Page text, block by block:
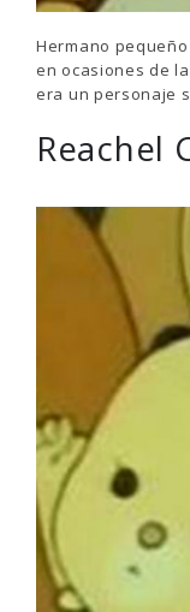
Hermano
en ocasiones de
era un personaje
Reachel